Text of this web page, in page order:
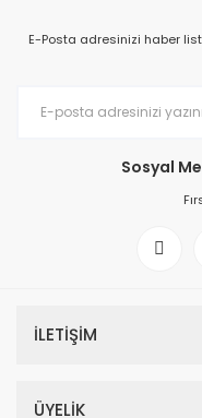
E-Posta adresinizi haber
Sosyal
İLETİŞİM
ÜYELİK